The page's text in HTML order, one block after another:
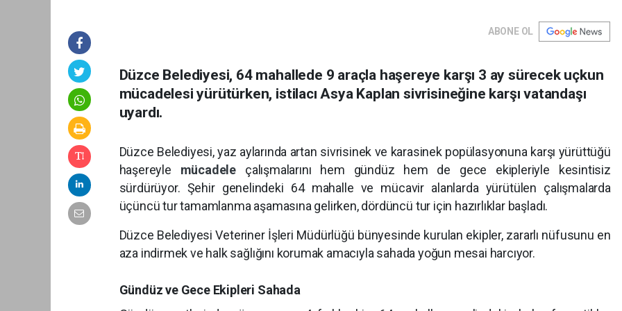
ABONE OL
Düzce Belediyesi, 64 mahallede 9 araçla haşereye karşı 3 ay sürecek uçkun
mücadelesi yürütürken, istilacı Asya Kaplan sivrisineğine karşı vatandaşı
uyardı.
Düzce Belediyesi, yaz aylarında artan sivrisinek ve karasinek popülasyonuna karşı yürüttüğü
haşereyle mücadele çalışmalarını hem gündüz hem de gece ekipleriyle kesintisiz
sürdürüyor. Şehir genelindeki 64 mahalle ve mücavir alanlarda yürütülen çalışmalarda
üçüncü tur tamamlanma aşamasına gelirken, dördüncü tur için hazırlıklar başladı.
Düzce Belediyesi Veteriner İşleri Müdürlüğü bünyesinde kurulan ekipler, zararlı nüfusunu en
aza indirmek ve halk sağlığını korumak amacıyla sahada yoğun mesai harcıyor.
Gündüz ve Gece Ekipleri Sahada